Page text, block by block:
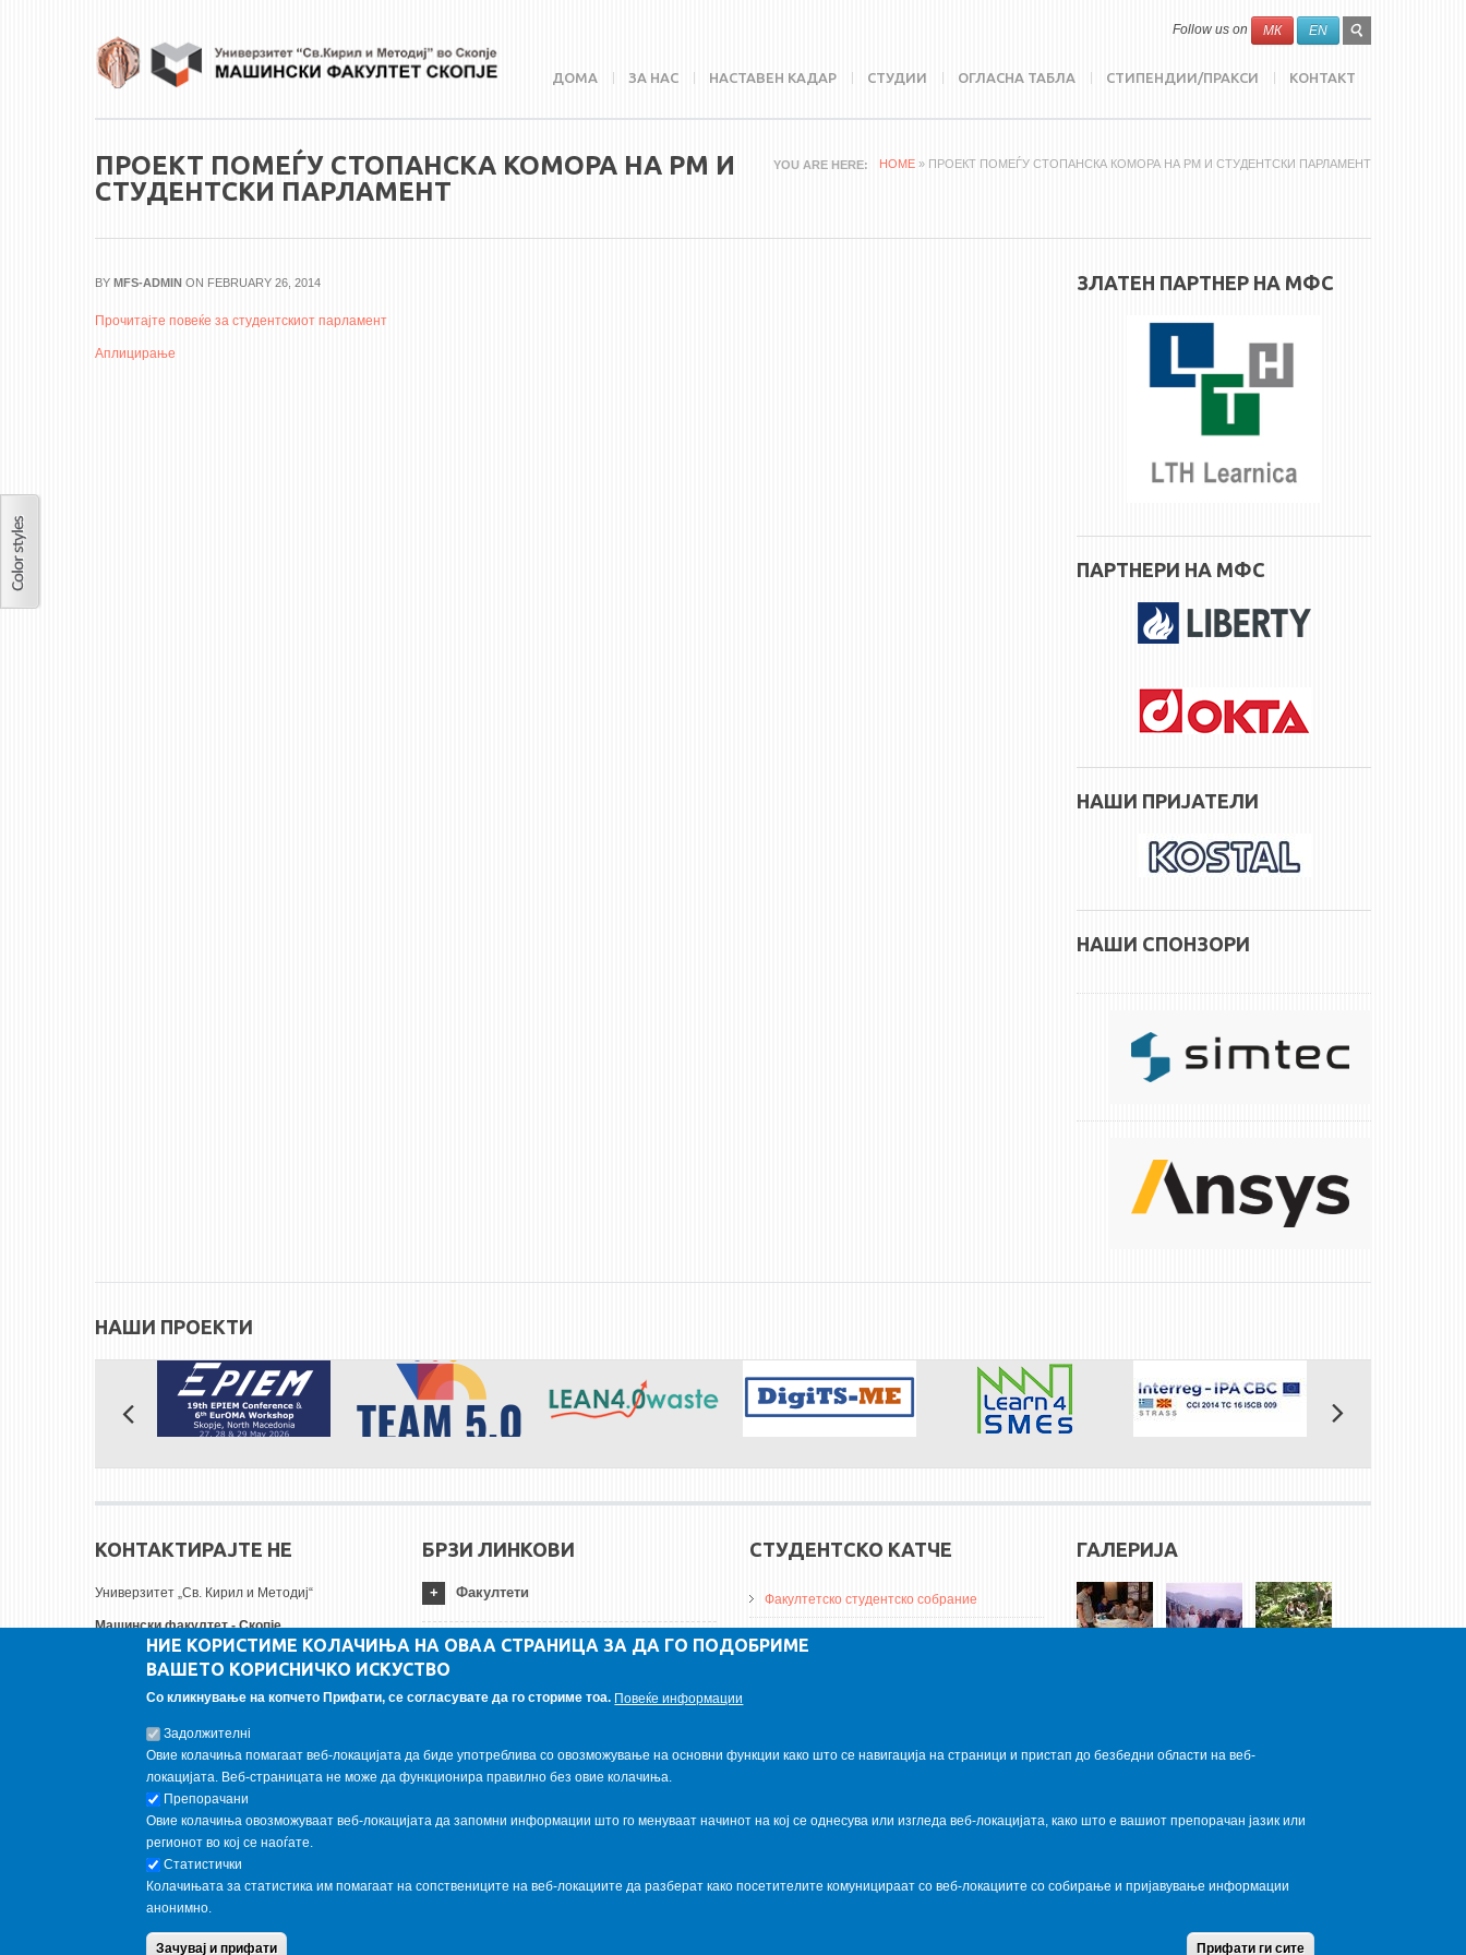
SEARCH
FORM
Search
Follow us on МК EN
ДОМА ЗА НАС НАСТАВЕН КАДАР СТУДИИ ОГЛАСНА ТАБЛА СТИПЕНДИИ/ПРАКСИ КОНТАКТ
YOU ARE HERE HOME » ПРОЕКТ ПОМЕЃУ СТОПАНСКА КОМОРА НА РМ И СТУДЕНТСКИ ПАРЛАМЕНТ
ПРОЕКТ ПОМЕЃУ СТОПАНСКА КОМОРА НА РМ И
СТУДЕНТСКИ ПАРЛАМЕНТ
BY MFS-ADMIN ON FEBRUARY 26, 2014
Прочитајте повеќе за студентскиот парламент
Аплицирање
ЗЛАТЕН ПАРТНЕР НА МФС
ПАРТНЕРИ НА МФС
НАШИ ПРИЈАТЕЛИ
НАШИ СПОНЗОРИ
НАШИ ПРОЕКТИ
КОНТАКТИРАЈТЕ НЕ
Универзитет „Св. Кирил и Методиј“
Машински факултет - Скопје
Руѓер Бошковиќ бр.18
1000 Скопје, Република Северна Македонија
+ 389 2 3099-200
Е-пошта:contact@mf.edu.mk
FOLLOW US
Follow us on:
БРЗИ ЛИНКОВИ
Факултети
Универзитети
Институции
СТУДЕНТСКО КАТЧЕ
Факултетско студентско собрание
ДА Винчи магазин
ГАЛЕРИЈА
Copyright © 2013 Garnet All Rights Reserved. Designed by Terms condition Privacy Policy
НИЕ КОРИСТИМЕ КОЛАЧИЊА НА ОВАА СТРАНИЦА ЗА ДА ГО ПОДОБРИМЕ
ВАШЕТО КОРИСНИЧКО ИСКУСТВО
Со кликнување на копчето Прифати, се согласувате да го сториме тоа. Повеќе информации
Задолжителнi
Овие колачиња помагаат веб-локацијата да биде употреблива со овозможување на основни функции како што се навигација на страници и пристап до безбедни области на веб-
локацијата. Веб-страницата не може да функционира правилно без овие колачиња.
Препорачани
Овие колачиња овозможуваат веб-локацијата да запомни информации што го менуваат начинот на кој се однесува или изгледа веб-локацијата, како што е вашиот препорачан јазик или
регионот во кој се наоѓате.
Статистички
Колачињата за статистика им помагаат на сопствениците на веб-локациите да разберат како посетителите комуницираат со веб-локациите со собирање и пријавување информации
анонимно.
Зачувај и прифати Прифати ги сите